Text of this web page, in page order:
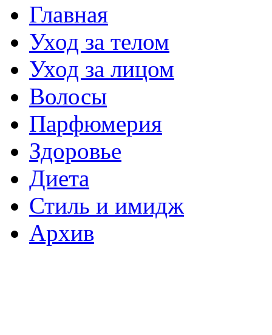
Главная
Уход за телом
Уход за лицом
Волосы
Парфюмерия
Здоровье
Диета
Стиль и имидж
Архив